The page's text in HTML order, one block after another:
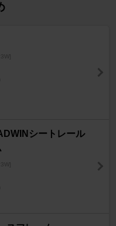
シートレール